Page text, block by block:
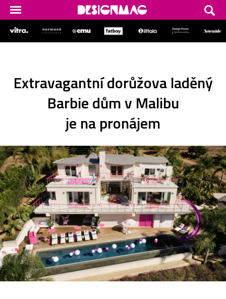
Extravagantní dorůžova laděný
Barbie dům v Malibu
je na pronájem